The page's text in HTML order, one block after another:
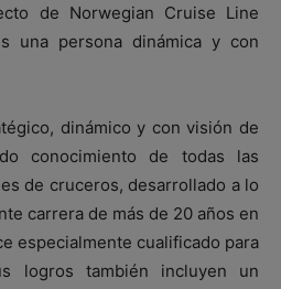
de Norwegian Cruise Line
una persona dinámica y con
dinámico y con visión de
conocimiento de todas las
de cruceros, desarrollado a lo
carrera de más de 20 años en
especialmente cualificado para
logros también incluyen un